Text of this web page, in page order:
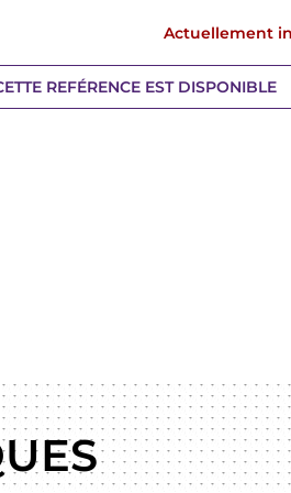
Actuellement
REFÉRENCE EST DISPONIBLE